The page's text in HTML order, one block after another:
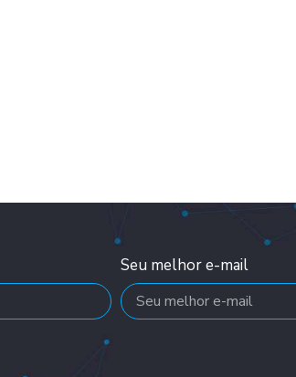
Seu melhor e-mail